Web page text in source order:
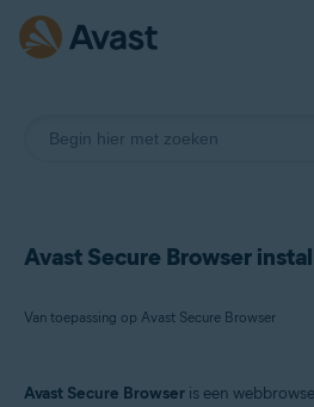
Avast Secure Browser
Van toepassing op Avast Secure Browser
Avast Secure Browser is een